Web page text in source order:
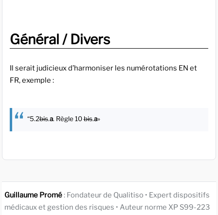
Général / Divers
Il serait judicieux d’harmoniser les numérotations EN et
FR, exemple :
“5.2bis.a. Règle 10bis.a»
Guillaume Promé: Fondateur de Qualitiso • Expert dispositifs
médicaux et gestion des risques • Auteur norme XP S99-223